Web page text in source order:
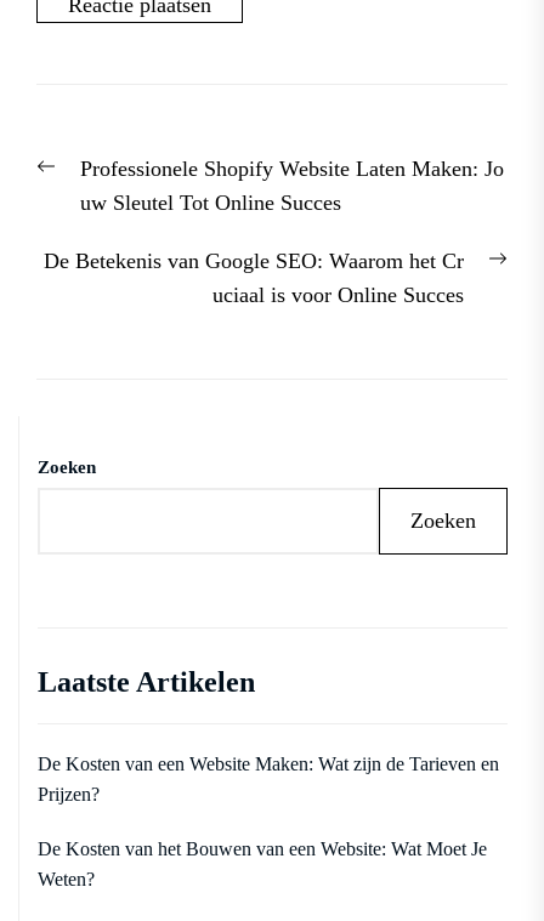
PreviousProfessionele Shopify Website Laten Maken: Jo
uw Sleutel Tot Online Succes
De Betekenis van Google SEO: Waarom het Cr
uciaal is voor Online Succes
Zoeken
Zoeken
Laatste Artikelen
De Kosten van een Website Maken: Wat zijn de Tarieven en
Prijzen?
De Kosten van het Bouwen van een Website: Wat Moet Je
Weten?